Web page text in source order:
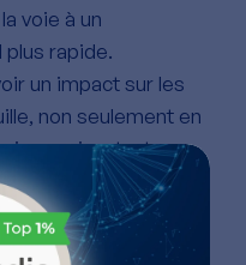
voie à un
rapide.
un impact sur les
non seulement en
aussi en tant que
industriel,